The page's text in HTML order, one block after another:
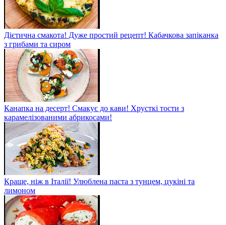
Дієтична смакота! Дуже простий рецепт! Кабачкова запіканка
з грибами та сиром
Канапка на десерт! Смакує до кави! Хрусткі тости з
карамелізованими абрикосами!
Краще, ніж в Італії! Улюблена паста з тунцем, цукіні та
лимоном